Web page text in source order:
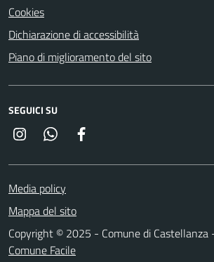
Cookies
Dichiarazione di accessibilità
Piano di miglioramento del sito
SEGUICI SU
InstagramWhatsapp
Media policy
Mappa del sito
Copyright © 2025 - Comune di Castellanza
Comune Facile